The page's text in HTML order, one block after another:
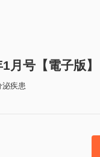
号【電子版】
泌疾患